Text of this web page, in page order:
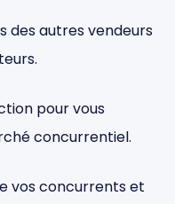
des autres vendeurs
pour vous
concurrentiel.
vos concurrents et